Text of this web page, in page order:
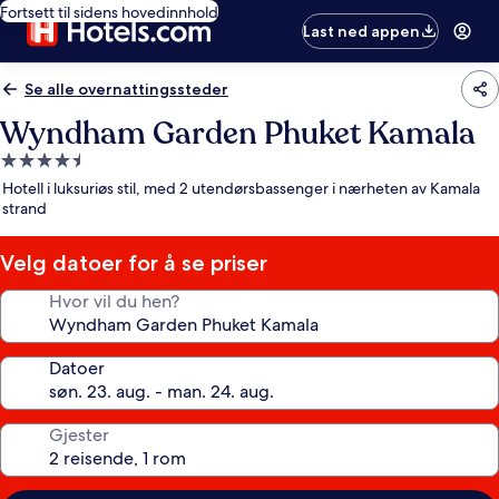
Fortsett til sidens hovedinnhold
Last ned appen
Se alle overnattingssteder
Wyndham Garden Phuket Kamala
Overnattingssted
med
4.5
stjerner
Hotell i luksuriøs stil, med 2 utendørsbassenger i nærheten av Kamala
strand
Velg datoer for å se priser
Hvor vil du hen?
Datoer
Gjester